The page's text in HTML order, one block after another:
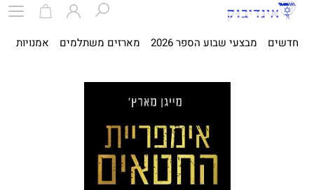
חדשים מבצעי שבוע הספר 2026 מארזים משתלמים אמנויות